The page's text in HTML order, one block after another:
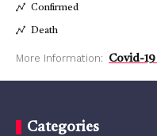
Confirmed
Death
More Information: Covid-
Categories